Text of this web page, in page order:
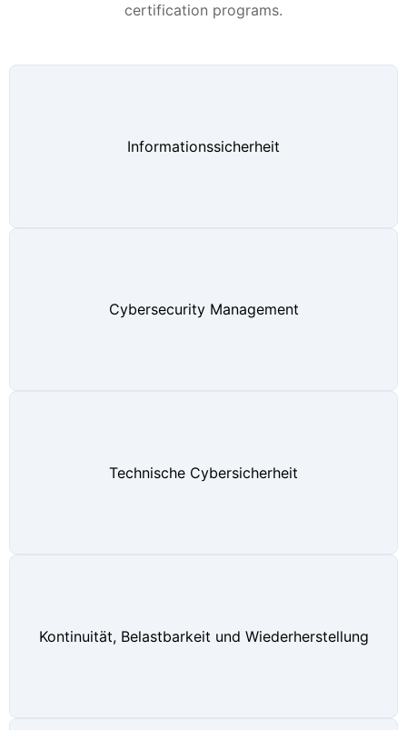
certification programs.
Informationssicherheit
Cybersecurity Management
Technische Cybersicherheit
Kontinuität, Belastbarkeit und Wiederherstellung